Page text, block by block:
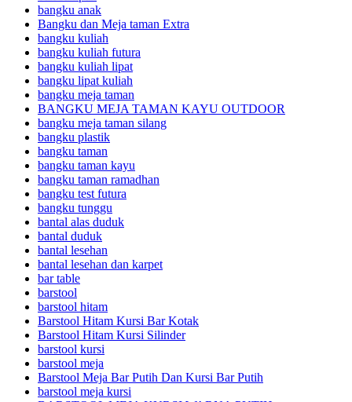
bangku anak
Bangku dan Meja taman Extra
bangku kuliah
bangku kuliah futura
bangku kuliah lipat
bangku lipat kuliah
bangku meja taman
BANGKU MEJA TAMAN KAYU OUTDOOR
bangku meja taman silang
bangku plastik
bangku taman
bangku taman kayu
bangku taman ramadhan
bangku test futura
bangku tunggu
bantal alas duduk
bantal duduk
bantal lesehan
bantal lesehan dan karpet
bar table
barstool
barstool hitam
Barstool Hitam Kursi Bar Kotak
Barstool Hitam Kursi Silinder
barstool kursi
barstool meja
Barstool Meja Bar Putih Dan Kursi Bar Putih
barstool meja kursi